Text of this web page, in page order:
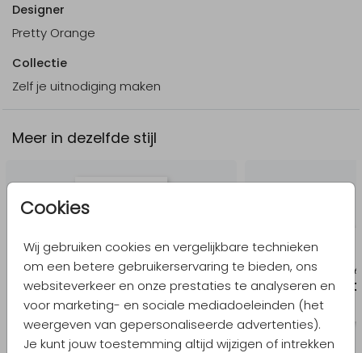
Cookies
Wij gebruiken cookies en vergelijkbare technieken
om een betere gebruikerservaring te bieden, ons
websiteverkeer en onze prestaties te analyseren en
voor marketing- en sociale mediadoeleinden (het
weergeven van gepersonaliseerde advertenties).
Je kunt jouw toestemming altijd wijzigen of intrekken
Designer
Pretty Orange
Collectie
Zelf je uitnodiging maken
Meer in dezelfde stijl